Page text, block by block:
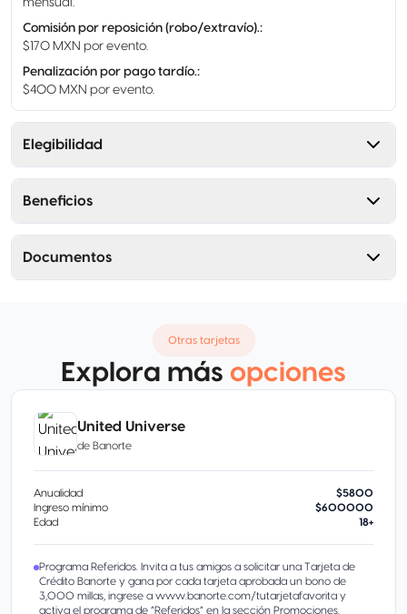
mensual.
Comisión por reposición (robo/extravío).:
$170 MXN por evento.
Penalización por pago tardío.:
$400 MXN por evento.
Elegibilidad
Beneficios
Documentos
Otras tarjetas
Explora más opciones
United Universe
de Banorte
Anualidad
$5800
Ingreso mínimo
$600000
Edad
18+
Programa Referidos. Invita a tus amigos a solicitar una Tarjeta de
Crédito Banorte y gana por cada tarjeta aprobada un bono de
3,000 millas, ingrese a www.banorte.com/tutarjetafavorita y
activa el programa de “Referidos” en la sección Promociones.